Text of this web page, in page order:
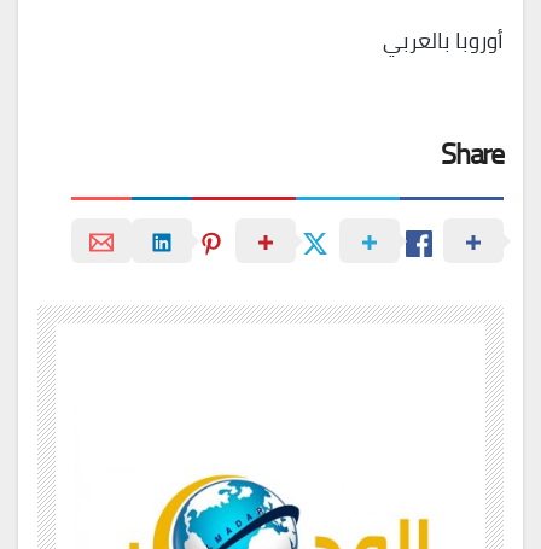
أوروبا بالعربي
Share